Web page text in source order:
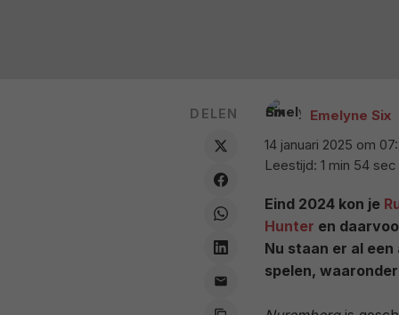
Emelyne Six
14 januari 2025 om
Leestijd: 1 min 54 sec
Eind 2024 kon je
Hunter en
Nu staan er al
spelen,
DELEN